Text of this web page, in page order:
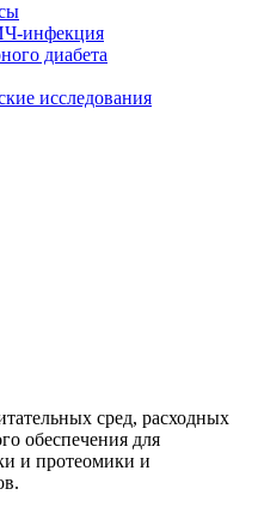
инфекция
диабета
исследования
сред, расходных
обеспечения для
и протеомики и